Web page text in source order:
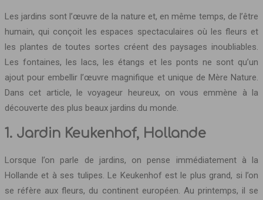
Les jardins sont l’œuvre de la nature et, en même temps, de l’être
humain, qui conçoit les espaces spectaculaires où les fleurs et
les plantes de toutes sortes créent des paysages inoubliables.
Les fontaines, les lacs, les étangs et les ponts ne sont qu’un
ajout pour embellir l’œuvre magnifique et unique de Mère Nature.
Dans cet article, le voyageur heureux, on vous emmène à la
découverte des plus beaux jardins du monde.
1. Jardin Keukenhof, Hollande
Lorsque l’on parle de jardins, on pense immédiatement à la
Hollande et à ses tulipes. Le Keukenhof est le plus grand, si l’on
se réfère aux fleurs, du continent européen. Au printemps, il se